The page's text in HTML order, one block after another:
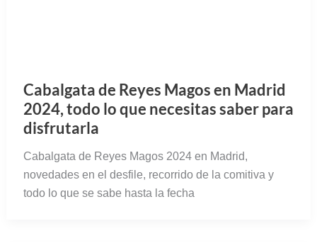
Cabalgata de Reyes Magos en Madrid
2024, todo lo que necesitas saber para
disfrutarla
Cabalgata de Reyes Magos 2024 en Madrid,
novedades en el desfile, recorrido de la comitiva y
todo lo que se sabe hasta la fecha